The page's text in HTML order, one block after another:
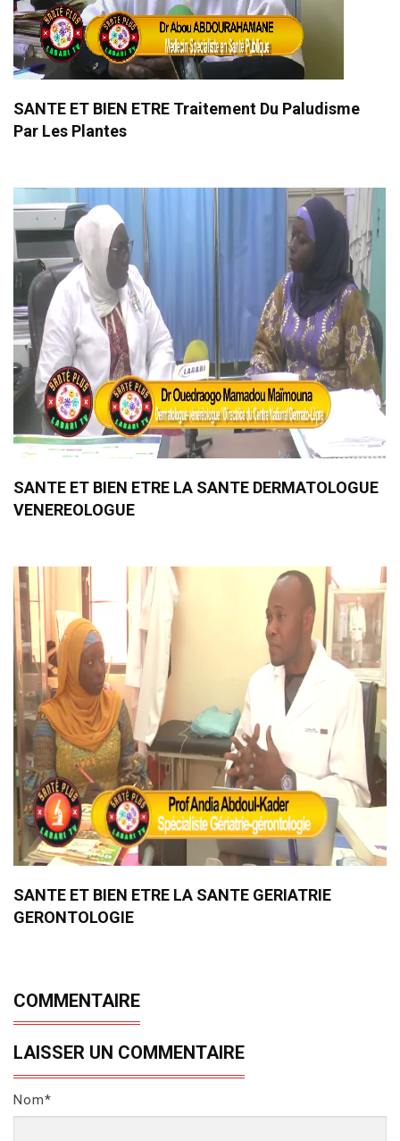
SANTE ET BIEN ETRE Traitement Du Paludisme
Par Les Plantes
SANTE ET BIEN ETRE LA SANTE DERMATOLOGUE
VENEREOLOGUE
SANTE ET BIEN ETRE LA SANTE GERIATRIE
GERONTOLOGIE
COMMENTAIRE
LAISSER UN COMMENTAIRE
Nom*